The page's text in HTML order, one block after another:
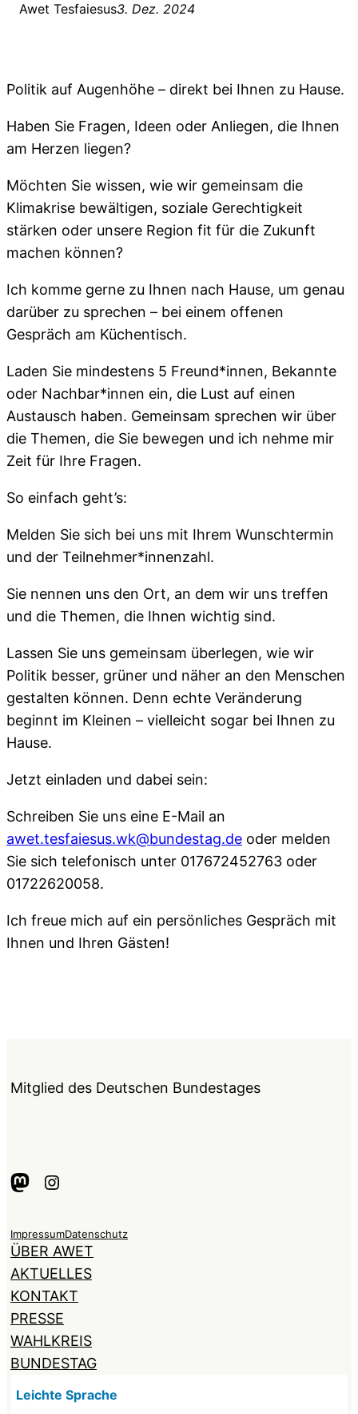
Awet Tesfaiesus3. Dez. 2024
Politik auf Augenhöhe – direkt bei Ihnen zu Hause.
Haben Sie Fragen, Ideen oder Anliegen, die Ihnen
am Herzen liegen?
Möchten Sie wissen, wie wir gemeinsam die
Klimakrise bewältigen, soziale Gerechtigkeit
stärken oder unsere Region fit für die Zukunft
machen können?
Ich komme gerne zu Ihnen nach Hause, um genau
darüber zu sprechen – bei einem offenen
Gespräch am Küchentisch.
Laden Sie mindestens 5 Freund*innen, Bekannte
oder Nachbar*innen ein, die Lust auf einen
Austausch haben. Gemeinsam sprechen wir über
die Themen, die Sie bewegen und ich nehme mir
Zeit für Ihre Fragen.
So einfach geht’s:
Melden Sie sich bei uns mit Ihrem Wunschtermin
und der Teilnehmer*innenzahl.
Sie nennen uns den Ort, an dem wir uns treffen
und die Themen, die Ihnen wichtig sind.
Lassen Sie uns gemeinsam überlegen, wie wir
Politik besser, grüner und näher an den Menschen
gestalten können. Denn echte Veränderung
beginnt im Kleinen – vielleicht sogar bei Ihnen zu
Hause.
Jetzt einladen und dabei sein:
Schreiben Sie uns eine E-Mail an
awet.tesfaiesus.wk@bundestag.de oder melden
Sie sich telefonisch unter 017672452763 oder
01722620058.
Ich freue mich auf ein persönliches Gespräch mit
Ihnen und Ihren Gästen!
Mitglied des Deutschen Bundestages
Mastodon Instagram
ImpressumDatenschutz
ÜBER AWET
AKTUELLES
KONTAKT
PRESSE
WAHLKREIS
BUNDESTAG
Leichte Sprache